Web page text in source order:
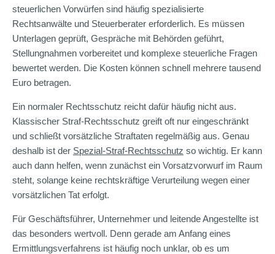
steuerlichen Vorwürfen sind häufig spezialisierte
Rechtsanwälte und Steuerberater erforderlich. Es müssen
Unterlagen geprüft, Gespräche mit Behörden geführt,
Stellungnahmen vorbereitet und komplexe steuerliche Fragen
bewertet werden. Die Kosten können schnell mehrere tausend
Euro betragen.
Ein normaler Rechtsschutz reicht dafür häufig nicht aus.
Klassischer Straf-Rechtsschutz greift oft nur eingeschränkt
und schließt vorsätzliche Straftaten regelmäßig aus. Genau
deshalb ist der Spezial-Straf-Rechtsschutz so wichtig. Er kann
auch dann helfen, wenn zunächst ein Vorsatzvorwurf im Raum
steht, solange keine rechtskräftige Verurteilung wegen einer
vorsätzlichen Tat erfolgt.
Für Geschäftsführer, Unternehmer und leitende Angestellte ist
das besonders wertvoll. Denn gerade am Anfang eines
Ermittlungsverfahrens ist häufig noch unklar, ob es um